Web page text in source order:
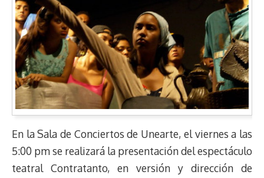
En la Sala de Conciertos de Unearte, el viernes a las
5:00 pm se realizará la presentación del espectáculo
teatral Contratanto, en versión y dirección de